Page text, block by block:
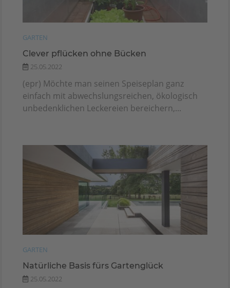
GARTEN
Clever pflücken ohne Bücken
25.05.2022
(epr) Möchte man seinen Speiseplan ganz
einfach mit abwechslungsreichen, ökologisch
unbedenklichen Leckereien bereichern,...
GARTEN
Natürliche Basis fürs Gartenglück
25.05.2022